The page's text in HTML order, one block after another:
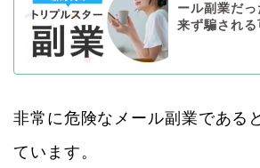
ール副業だ
来ず騙される
非常に危険なメール副業である
ています。